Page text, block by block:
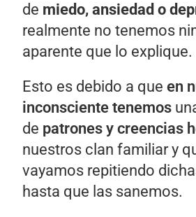
de miedo, ansiedad o
realmente no tenemos
aparente que lo explique.
Esto es debido a queen
inconsciente tenemos
de patrones y creencias
nuestros clan familiar y
vayamos repitiendo
hasta que las sanemos.